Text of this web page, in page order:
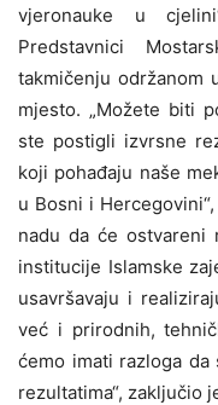
vjeronauke u
Predstavnici
takmičenju održanom
mjesto. „Možete biti
ste postigli izvrsne
koji pohađaju naše
u Bosni i
nadu da će
institucije Islamske
usavršavaju i
već i prirodnih,
ćemo imati razloga
rezultatima“, zaključio